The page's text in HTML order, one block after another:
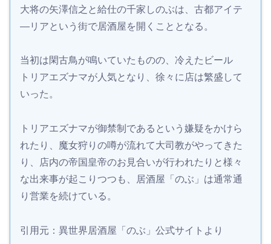
大将の矢澤信之と給仕の千家しのぶは、古都アイテ
―リアという街で居酒屋を開くこととなる。
当初は閑古鳥が鳴いていたものの、冷えたビール
トリアエズナマが人気となり、徐々に店は繁盛して
いった。
トリアエズナマが御禁制であるという嫌疑をかけら
れたり、魔女狩りの噂が流れて大司教がやってきた
り、店内の帝国皇帝のお見合いが行われたりと様々
な出来事が起こりつつも、居酒屋「のぶ」は通常通
り営業を続けている。
引用元：異世界居酒屋「のぶ」公式サイトより